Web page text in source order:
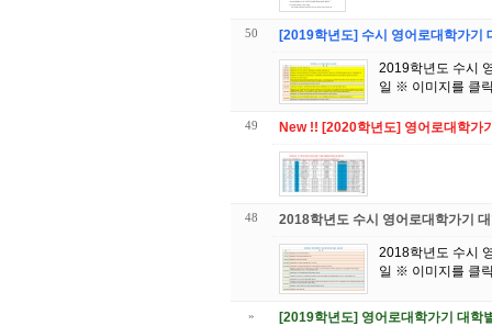
50 [2019학년도] 수시 영어로대학가기
2019학년도 수시
49 New !! [2020학년도] 영어로대학가
48 2018학년도 수시 영어로대학가기
2018학년도 수시
» [2019학년도] 영어로대학가기 대학